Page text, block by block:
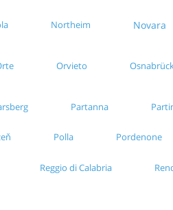
Northeim Novara
Orvieto
Partanna
Polla Pordenone
Reggio di Calabria